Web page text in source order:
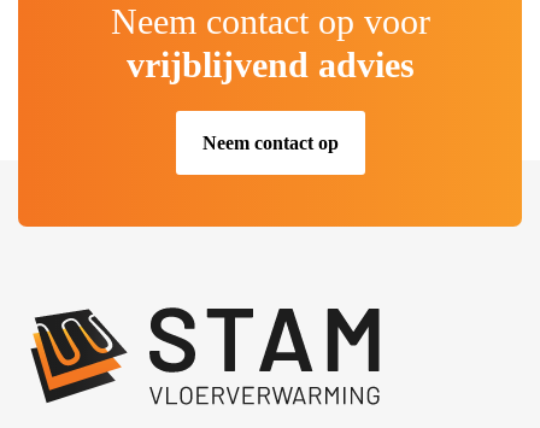
Neem contact op voor
vrijblijvend advies
Neem contact op